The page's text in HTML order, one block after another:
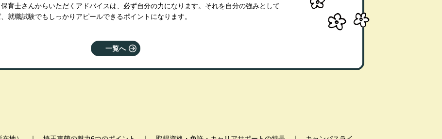
育士さんからいただくアドバイスは、必ず自分の力になります。それを自分の強みとして
就職試験でもしっかりアピールできるポイントになります。
一覧へ